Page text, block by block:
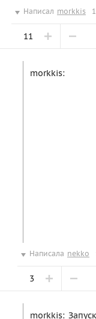
Написал morkkis
11
morkkis:
Написала nekko
3
morkkis: